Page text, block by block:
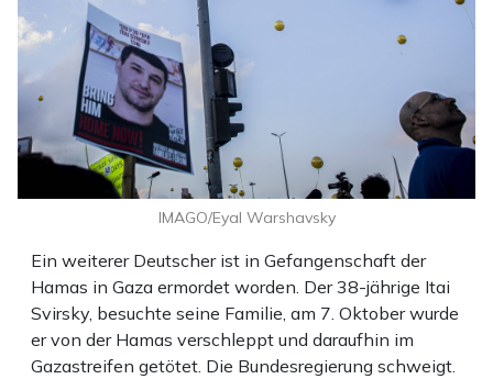
Ein weiterer Deutscher ist in Gefangenschaft der
Hamas in Gaza ermordet worden. Der 38-jährige Itai
Svirsky, besuchte seine Familie, am 7. Oktober wurde
er von der Hamas verschleppt und daraufhin im
Gazastreifen getötet. Die Bundesregierung schweigt.
IMAGO/Eyal Warshavsky